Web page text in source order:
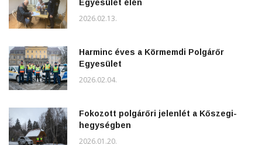
Egyesület élén
2026.02.13.
Harminc éves a Körmemdi Polgárőr
Egyesület
2026.02.04.
Fokozott polgárőri jelenlét a Kőszegi-
hegységben
2026.01.20.